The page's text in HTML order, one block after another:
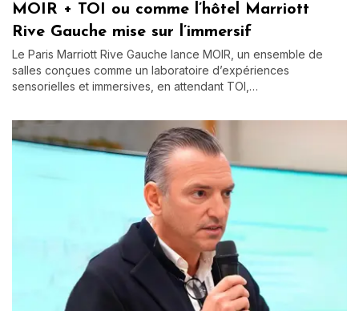
MOIR + TOI ou comme l’hôtel Marriott
Rive Gauche mise sur l’immersif
Le Paris Marriott Rive Gauche lance MOIR, un ensemble de
salles conçues comme un laboratoire d’expériences
sensorielles et immersives, en attendant TOI,…